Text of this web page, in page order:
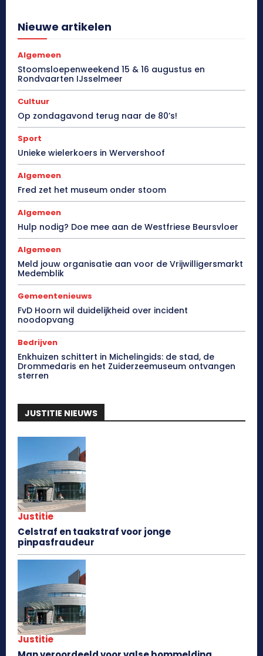
Nieuwe artikelen
Algemeen
Stoomsloepenweekend 15 & 16 augustus en
Rondvaarten IJsselmeer
Cultuur
Op zondagavond terug naar de 80’s!
Sport
Unieke wielerkoers in Wervershoof
Algemeen
Fred zet het museum onder stoom
Algemeen
Hulp nodig? Doe mee aan de Westfriese Beursvloer
Algemeen
Meld jouw organisatie aan voor de Vrijwilligersmarkt
Medemblik
Gemeentenieuws
FvD Hoorn wil duidelijkheid over incident
noodopvang
Bedrijven
Enkhuizen schittert in Michelingids: de stad, de
Drommedaris en het Zuiderzeemuseum ontvangen
sterren
JUSTITIE NIEUWS
Justitie
Celstraf en taakstraf voor jonge
pinpasfraudeur
Justitie